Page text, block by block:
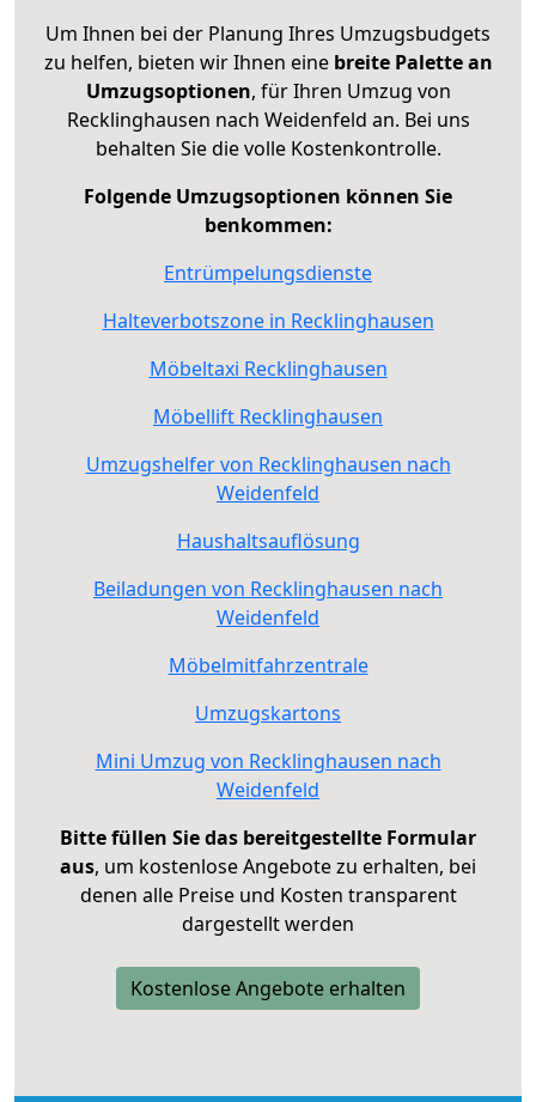
Um Ihnen bei der Planung Ihres Umzugsbudgets
zu helfen, bieten wir Ihnen eine breite Palette an
Umzugsoptionen, für Ihren Umzug von
Recklinghausen nach Weidenfeld an. Bei uns
behalten Sie die volle Kostenkontrolle.
Folgende Umzugsoptionen können Sie
benkommen:
Entrümpelungsdienste
Halteverbotszone in Recklinghausen
Möbeltaxi Recklinghausen
Möbellift Recklinghausen
Umzugshelfer von Recklinghausen nach
Weidenfeld
Haushaltsauflösung
Beiladungen von Recklinghausen nach
Weidenfeld
Möbelmitfahrzentrale
Umzugskartons
Mini Umzug von Recklinghausen nach
Weidenfeld
Bitte füllen Sie das bereitgestellte Formular
aus, um kostenlose Angebote zu erhalten, bei
denen alle Preise und Kosten transparent
dargestellt werden
Kostenlose Angebote erhalten